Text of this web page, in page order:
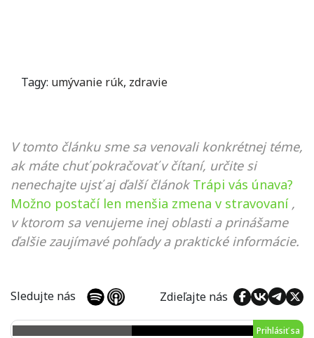
Tagy: umývanie rúk, zdravie
V tomto článku sme sa venovali konkrétnej téme,
ak máte chuť pokračovať v čítaní, určite si
nenechajte ujsť aj ďalší článok Trápi vás únava?
Možno postačí len menšia zmena v stravovaní ,
v ktorom sa venujeme inej oblasti a prinášame
ďalšie zaujímavé pohľady a praktické informácie.
Sledujte nás Zdieľajte nás
Prihlásiť sa